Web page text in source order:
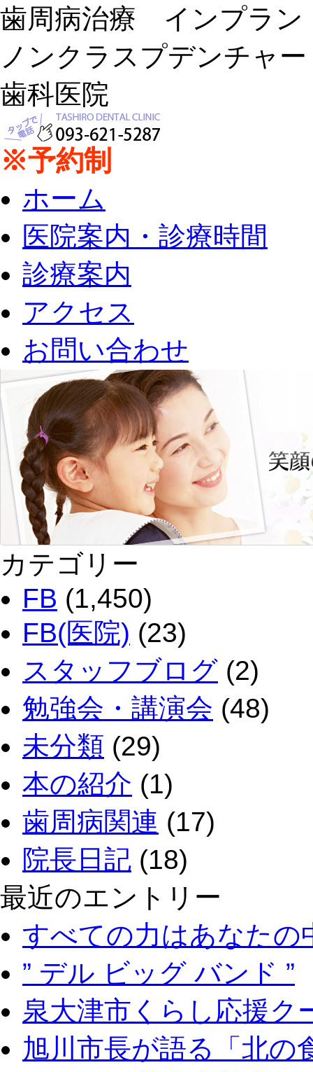
歯周病治療 インプラ
ノンクラスプデンチャ
歯科医院
※予約制
ホーム
医院案内・診療時間
診療案内
アクセス
お問い合わせ
カテゴリー
FB (1,450)
FB(医院) (23)
スタッフブログ (2)
勉強会・講演会 (48)
未分類 (29)
本の紹介 (1)
歯周病関連 (17)
院長日記 (18)
最近のエントリー
すべての力はあなたの
” デル ビッグ バンド ”
泉大津市くらし応援ク
旭川市長が語る「北の